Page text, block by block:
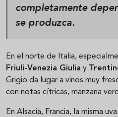
completamente
se produzca.
En el norte de Italia,
Friuli-Venezia Giulia y
Grigio da lugar a vinos muy
con notas cítricas, manzana
En Alsacia, Francia, la misma